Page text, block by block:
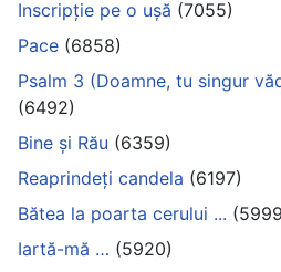
Inscripție pe o ușă (7055)
Pace (6858)
Psalm 3 (Doamne, tu singur
(6492)
Bine și Rău (6359)
Reaprindeți candela (6197)
Bătea la poarta cerului ...
Iartă-mă … (5920)